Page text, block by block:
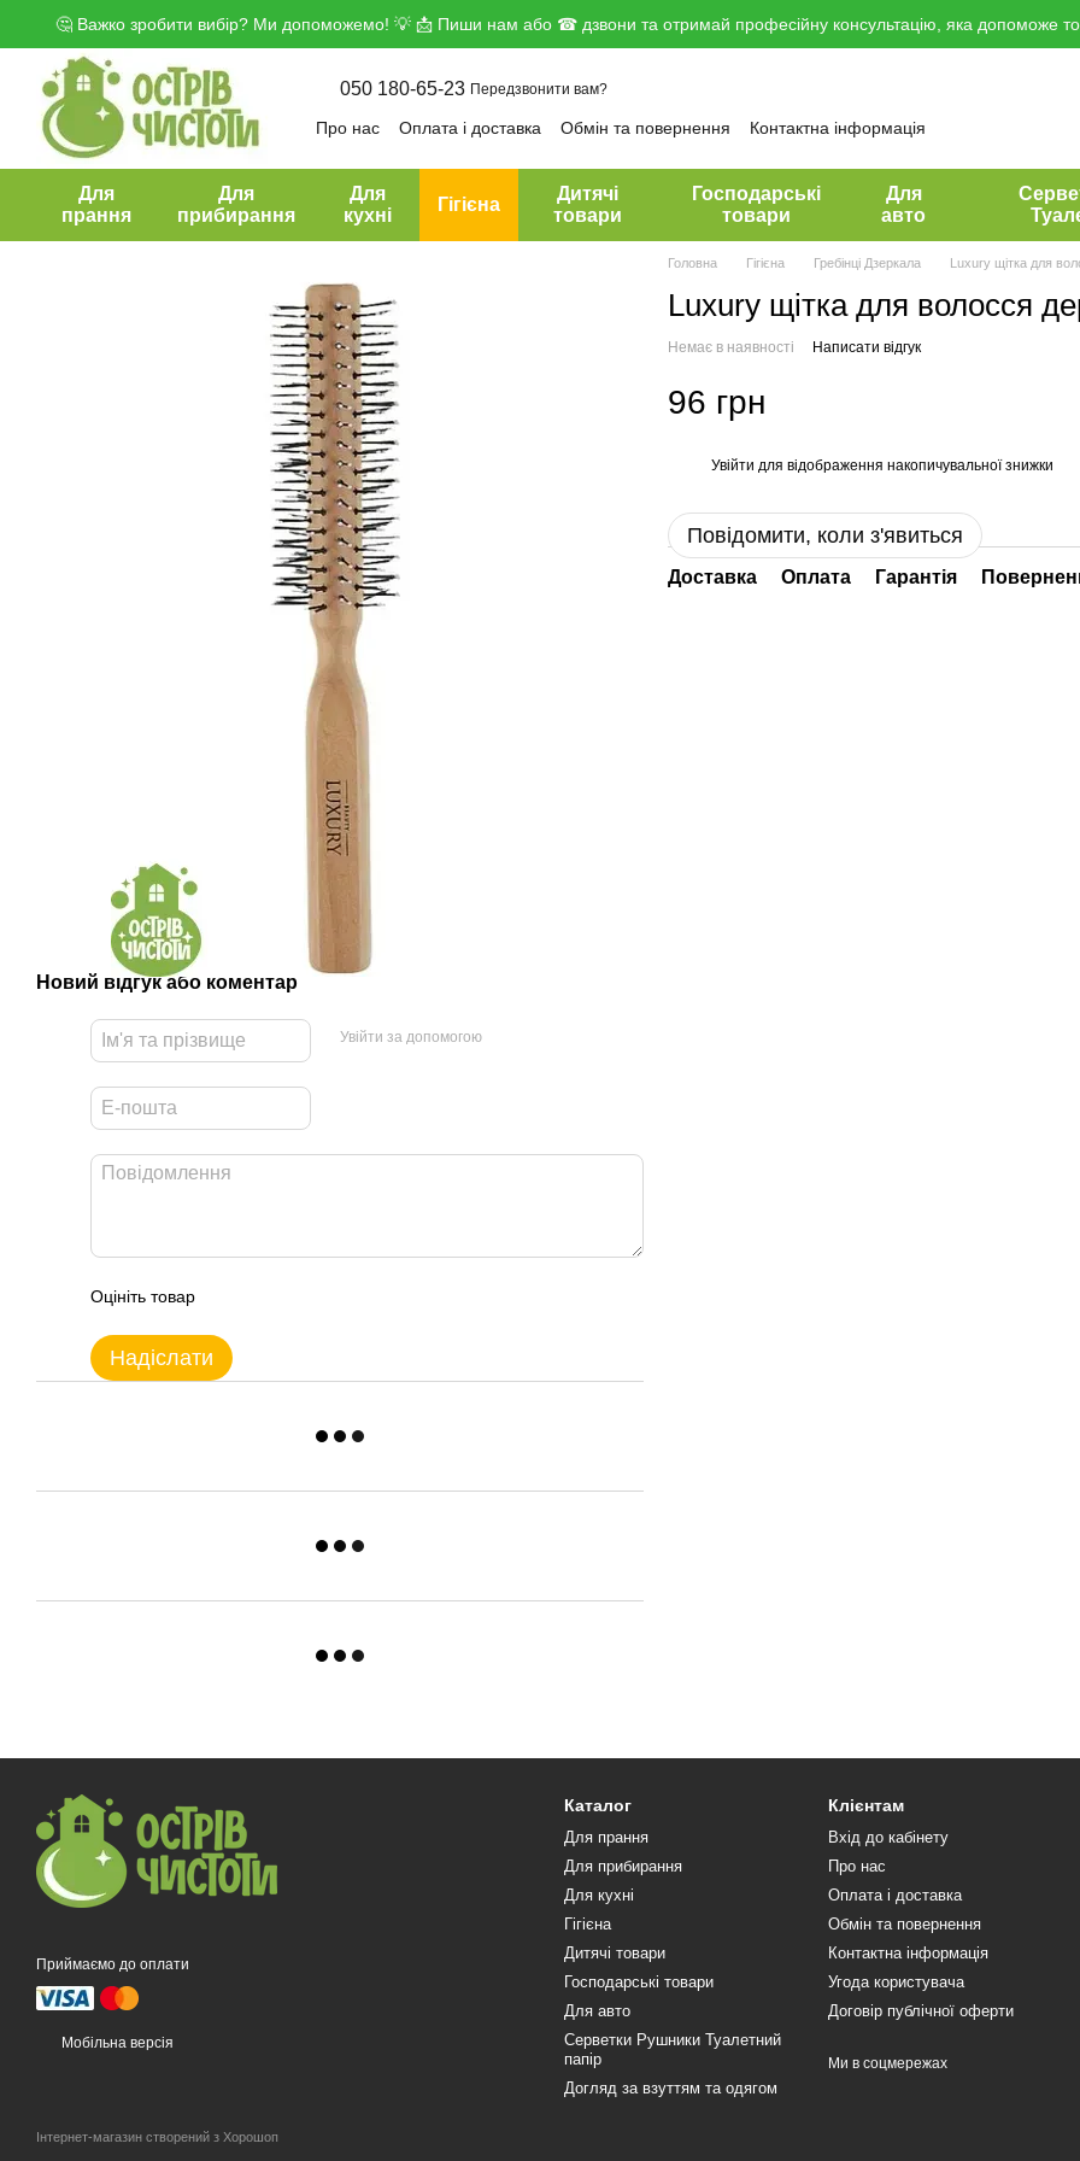
Перейти до основного контенту
🤔 Важко зробити вибір? Ми допоможемо! 💡 📩 Пиши нам або ☎ дзвони та отримай професійну консультацію, яка допоможе
050 180-65-23 Передзвонити вам?
Про нас Оплата і доставка Обмін та повернення
Контактна інформація
Для
прання
Для
прибирання
Для
кухні
Гігієна
Дитячі
товари
Господарські
товари
Для
авто
Новий відгук або коментар
Увійти за допомогою
Оцініть товар
Надіслати
Головна Гігієна Гребінці Дзеркала Luxury щітка для
Luxury щітка для волосся
Немає в наявності Написати відгук
96 грн
Увійти для відображення накопичувальної знижки
Повідомити, коли з'явиться
Доставка Оплата Гарантія
Приймаємо до оплати
Мобільна версія
Інтернет-магазин створений з Хорошоп
Каталог
Для прання
Для прибирання
Для кухні
Гігієна
Дитячі товари
Господарські товари
Для авто
Серветки Рушники Туалетний
папір
Догляд за взуттям та одягом
Клієнтам
Вхід до кабінету
Про нас
Оплата і доставка
Обмін та повернення
Контактна інформація
Угода користувача
Договір публічної оферти
Ми в соцмережах